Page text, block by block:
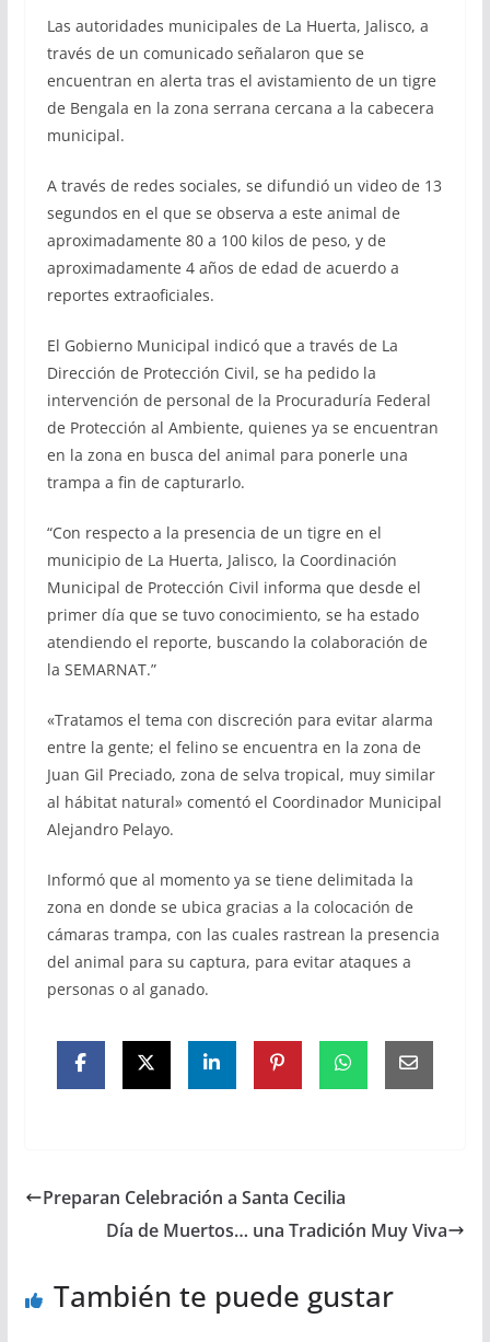
Las autoridades municipales de La Huerta, Jalisco, a
través de un comunicado señalaron que se
encuentran en alerta tras el avistamiento de un tigre
de Bengala en la zona serrana cercana a la cabecera
municipal.
A través de redes sociales, se difundió un video de 13
segundos en el que se observa a este animal de
aproximadamente 80 a 100 kilos de peso, y de
aproximadamente 4 años de edad de acuerdo a
reportes extraoficiales.
El Gobierno Municipal indicó que a través de La
Dirección de Protección Civil, se ha pedido la
intervención de personal de la Procuraduría Federal
de Protección al Ambiente, quienes ya se encuentran
en la zona en busca del animal para ponerle una
trampa a fin de capturarlo.
“Con respecto a la presencia de un tigre en el
municipio de La Huerta, Jalisco, la Coordinación
Municipal de Protección Civil informa que desde el
primer día que se tuvo conocimiento, se ha estado
atendiendo el reporte, buscando la colaboración de
la SEMARNAT.”
«Tratamos el tema con discreción para evitar alarma
entre la gente; el felino se encuentra en la zona de
Juan Gil Preciado, zona de selva tropical, muy similar
al hábitat natural» comentó el Coordinador Municipal
Alejandro Pelayo.
Informó que al momento ya se tiene delimitada la
zona en donde se ubica gracias a la colocación de
cámaras trampa, con las cuales rastrean la presencia
del animal para su captura, para evitar ataques a
personas o al ganado.
Preparan Celebración a Santa Cecilia
Día de Muertos… una Tradición Muy Viva
También te puede gustar